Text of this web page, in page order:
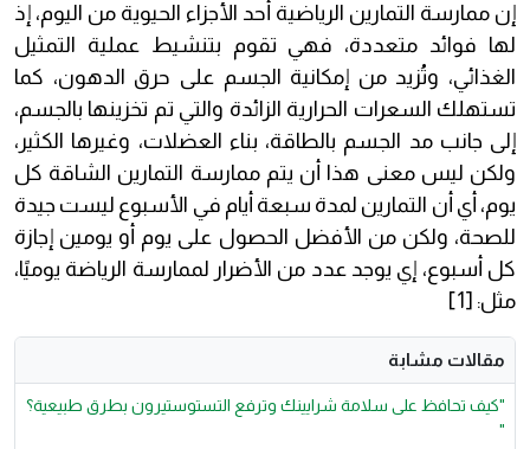
إن ممارسة التمارين الرياضية أحد الأجزاء الحيوية من اليوم، إذ
لها فوائد متعددة، فهي تقوم بتنشيط عملية التمثيل
الغذائي، وتُزيد من إمكانية الجسم على حرق الدهون، كما
تستهلك السعرات الحرارية الزائدة والتي تم تخزينها بالجسم،
إلى جانب مد الجسم بالطاقة، بناء العضلات، وغيرها الكثير،
ولكن ليس معنى هذا أن يتم ممارسة التمارين الشاقة كل
يوم، أي أن التمارين لمدة سبعة أيام في الأسبوع ليست جيدة
للصحة، ولكن من الأفضل الحصول على يوم أو يومين إجازة
كل أسبوع، إي يوجد عدد من الأضرار لممارسة الرياضة يوميًا،
مثل: [1]
مقالات مشابة
"كيف تحافظ على سلامة شرايينك وترفع التستوستيرون بطرق طبيعية؟
"